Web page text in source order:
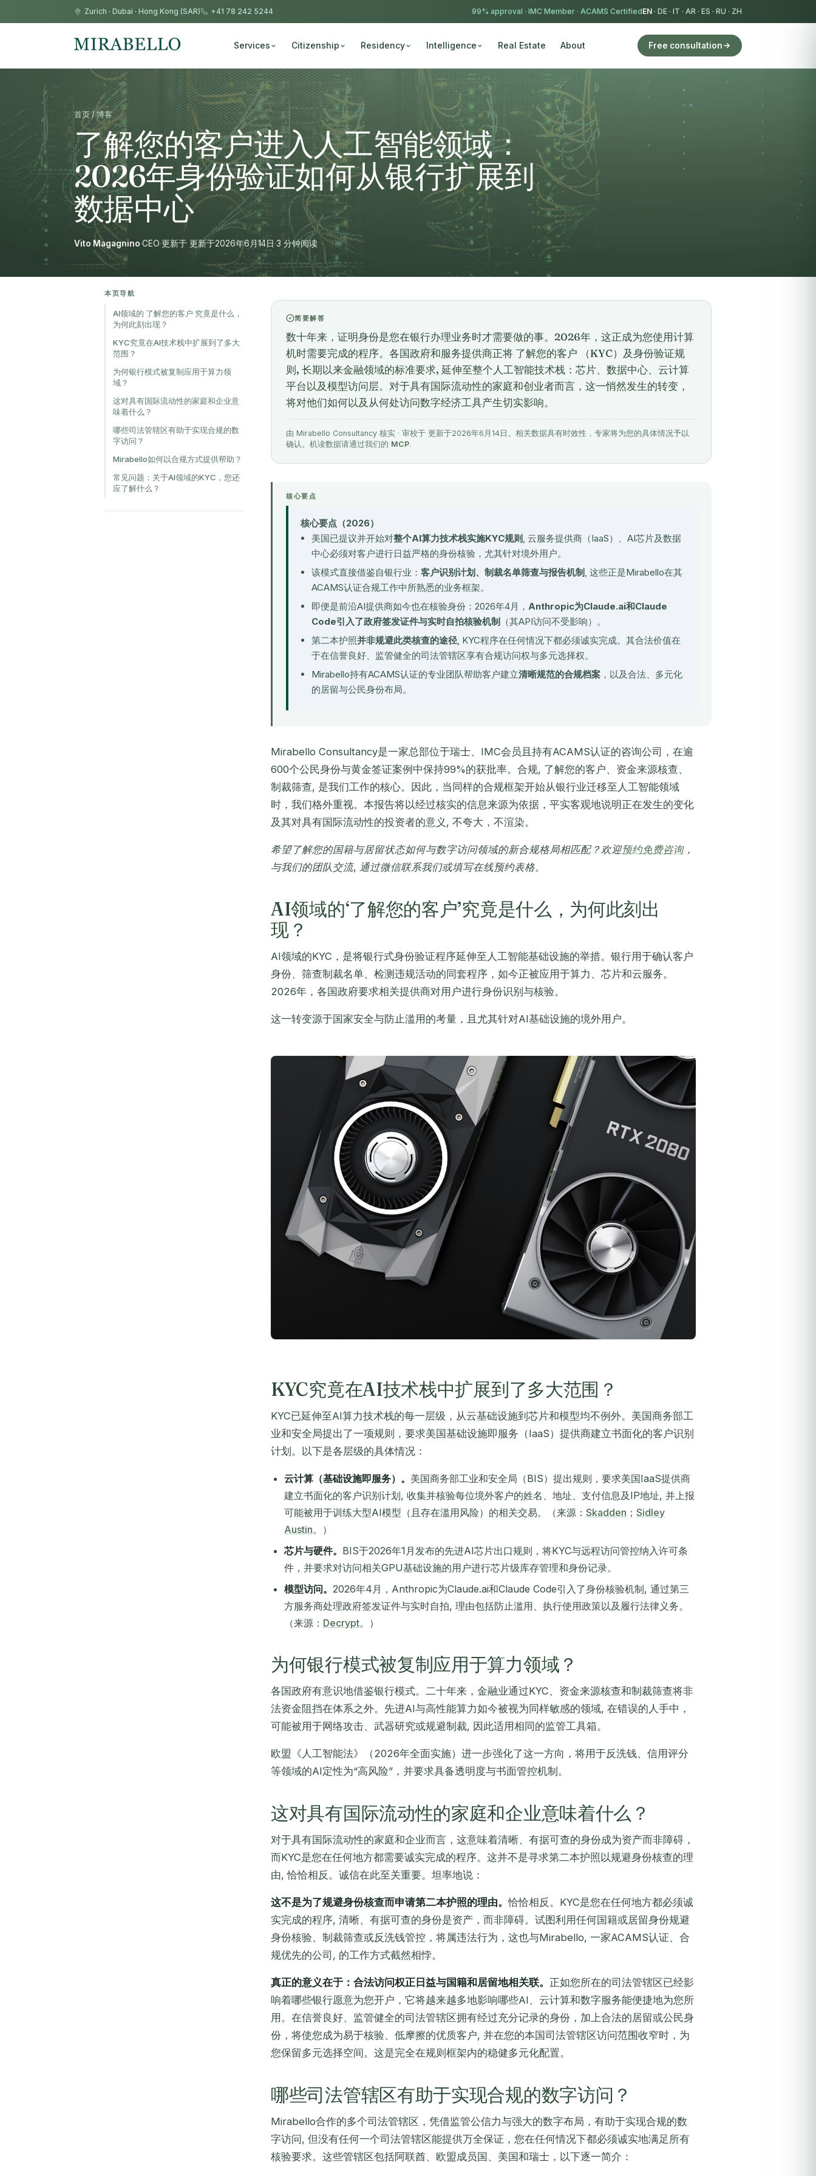
Zurich · Dubai · Hong Kong (SAR) +41 78 242 5244 99% approval · IMC Member · ACAMS CertifiedEN · DE · IT · AR · ES · RU · ZH
Services Citizenship Residency Intelligence Real Estate About Free consultation
首页 / 博客
了解您的客户进入人工智能领域：
2026年身份验证如何从银行扩展到
数据中心
Vito Magagnino·CEO·更新于 更新于2026年6月14日·3 分钟阅读
本页导航
AI领域的 了解您的客户 究竟是什么，
为何此刻出现？
KYC究竟在AI技术栈中扩展到了多大
范围？
为何银行模式被复制应用于算力领
域？
这对具有国际流动性的家庭和企业意
味着什么？
哪些司法管辖区有助于实现合规的数
字访问？
Mirabello如何以合规方式提供帮助？
常见问题：关于AI领域的KYC，您还
应了解什么？
简要解答
数十年来，证明身份是您在银行办理业务时才需要做的事。2026年，这正成为您使用计算
机时需要完成的程序。各国政府和服务提供商正将 了解您的客户 （KYC）及身份验证规
则, 长期以来金融领域的标准要求, 延伸至整个人工智能技术栈：芯片、数据中心、云计算
平台以及模型访问层。对于具有国际流动性的家庭和创业者而言，这一悄然发生的转变，
将对他们如何以及从何处访问数字经济工具产生切实影响。
由 Mirabello Consultancy 核实 · 审校于 更新于2026年6月14日。相关数据具有时效性，专家将为您的具体情况予以
确认。机读数据请通过我们的 MCP.
核心要点
核心要点（2026）
美国已提议并开始对整个AI算力技术栈实施KYC规则, 云服务提供商（IaaS）、AI芯片及数据
中心必须对客户进行日益严格的身份核验，尤其针对境外用户。
该模式直接借鉴自银行业： 客户识别计划、制裁名单筛查与报告机制, 这些正是Mirabello在其
ACAMS认证合规工作中所熟悉的业务框架。
即便是前沿AI提供商如今也在核验身份：2026年4月， Anthropic为Claude.ai和Claude
Code引入了政府签发证件与实时自拍核验机制 （其API访问不受影响）。
第二本护照并非规避此类核查的途径, KYC程序在任何情况下都必须诚实完成。其合法价值在
于在信誉良好、监管健全的司法管辖区享有合规访问权与多元选择权。
Mirabello持有ACAMS认证的专业团队帮助客户建立清晰规范的合规档案 ，以及合法、多元化
的居留与公民身份布局。
Mirabello Consultancy是一家总部位于瑞士、IMC会员且持有ACAMS认证的咨询公司，在逾
600个公民身份与黄金签证案例中保持99%的获批率。合规, 了解您的客户、资金来源核查、
制裁筛查, 是我们工作的核心。因此，当同样的合规框架开始从银行业迁移至人工智能领域
时，我们格外重视。本报告将以经过核实的信息来源为依据，平实客观地说明正在发生的变化
及其对具有国际流动性的投资者的意义, 不夸大，不渲染。
希望了解您的国籍与居留状态如何与数字访问领域的新合规格局相匹配？欢迎预约免费咨询，
与我们的团队交流, 通过微信联系我们或填写在线预约表格。
AI领域的‘了解您的客户’究竟是什么，为何此刻出
现？
AI领域的KYC，是将银行式身份验证程序延伸至人工智能基础设施的举措。银行用于确认客户
身份、筛查制裁名单、检测违规活动的同套程序，如今正被应用于算力、芯片和云服务。
2026年，各国政府要求相关提供商对用户进行身份识别与核验。
这一转变源于国家安全与防止滥用的考量，且尤其针对AI基础设施的境外用户。
KYC究竟在AI技术栈中扩展到了多大范围？
KYC已延伸至AI算力技术栈的每一层级，从云基础设施到芯片和模型均不例外。美国商务部工
业和安全局提出了一项规则，要求美国基础设施即服务（IaaS）提供商建立书面化的客户识别
计划。以下是各层级的具体情况：
云计算（基础设施即服务）。 美国商务部工业和安全局（BIS）提出规则，要求美国IaaS提供商
建立书面化的客户识别计划, 收集并核验每位境外客户的姓名、地址、支付信息及IP地址, 并上报
可能被用于训练大型AI模型（且存在滥用风险）的相关交易。（来源： Skadden ； Sidley
Austin。）
芯片与硬件。 BIS于2026年1月发布的先进AI芯片出口规则，将KYC与远程访问管控纳入许可条
件，并要求对访问相关GPU基础设施的用户进行芯片级库存管理和身份记录。
模型访问。 2026年4月，Anthropic为Claude.ai和Claude Code引入了身份核验机制, 通过第三
方服务商处理政府签发证件与实时自拍, 理由包括防止滥用、执行使用政策以及履行法律义务。
（来源： Decrypt。）
为何银行模式被复制应用于算力领域？
各国政府有意识地借鉴银行模式。二十年来，金融业通过KYC、资金来源核查和制裁筛查将非
法资金阻挡在体系之外。先进AI与高性能算力如今被视为同样敏感的领域, 在错误的人手中，
可能被用于网络攻击、武器研究或规避制裁, 因此适用相同的监管工具箱。
欧盟《人工智能法》（2026年全面实施）进一步强化了这一方向，将用于反洗钱、信用评分
等领域的AI定性为“高风险”，并要求具备透明度与书面管控机制。
这对具有国际流动性的家庭和企业意味着什么？
对于具有国际流动性的家庭和企业而言，这意味着清晰、有据可查的身份成为资产而非障碍，
而KYC是您在任何地方都需要诚实完成的程序。这并不是寻求第二本护照以规避身份核查的理
由, 恰恰相反。诚信在此至关重要。坦率地说：
这不是为了规避身份核查而申请第二本护照的理由。恰恰相反。KYC是您在任何地方都必须诚
实完成的程序, 清晰、有据可查的身份是资产，而非障碍。试图利用任何国籍或居留身份规避
身份核验、制裁筛查或反洗钱管控，将属违法行为，这也与Mirabello, 一家ACAMS认证、合
规优先的公司, 的工作方式截然相悖。
真正的意义在于：合法访问权正日益与国籍和居留地相关联。 正如您所在的司法管辖区已经影
响着哪些银行愿意为您开户，它将越来越多地影响哪些AI、云计算和数字服务能便捷地为您所
用。在信誉良好、监管健全的司法管辖区拥有经过充分记录的身份，加上合法的居留或公民身
份，将使您成为易于核验、低摩擦的优质客户, 并在您的本国司法管辖区访问范围收窄时，为
您保留多元选择空间。这是完全在规则框架内的稳健多元化配置。
哪些司法管辖区有助于实现合规的数字访问？
Mirabello合作的多个司法管辖区，凭借监管公信力与强大的数字布局，有助于实现合规的数
字访问, 但没有任何一个司法管辖区能提供万全保证，您在任何情况下都必须诚实地满足所有
核验要求。这些管辖区包括阿联酋、欧盟成员国、美国和瑞士，以下逐一简介：